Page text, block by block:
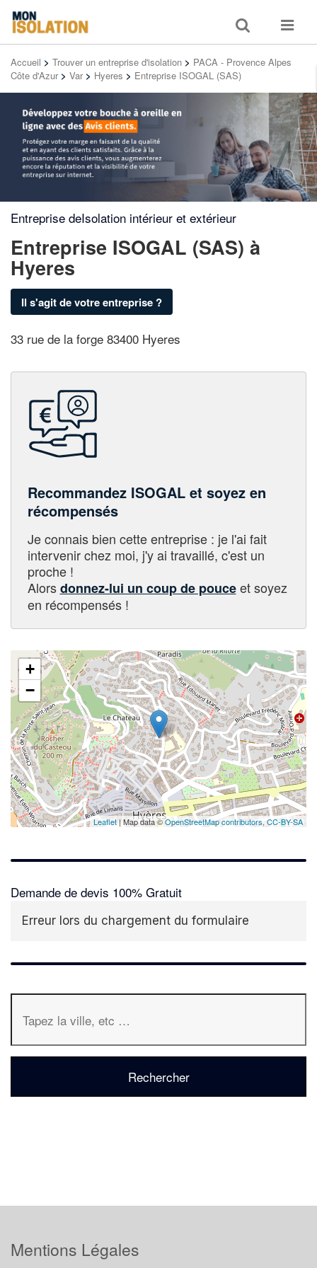
Toggle
search
Toggle
Accueil > Trouver un entreprise d'isolation > PACA - Provence Alpes
Côte d'Azur > Var > Hyeres > Entreprise ISOGAL (SAS)
Entreprise deIsolation intérieur et extérieur
Entreprise ISOGAL (SAS) à
Hyeres
Il s'agit de votre entreprise ?
33 rue de la forge 83400 Hyeres
Recommandez ISOGAL et soyez en
récompensés
Je connais bien cette entreprise : je l'ai fait
intervenir chez moi, j'y ai travaillé, c'est un
proche !
Alorsdonnez-lui un coup de pouceet soyez
en récompensés !
+
−
Leaflet| Map data ©OpenStreetMap contributors,CC-BY-SA
Demande de devis 100% Gratuit
Erreur lors du chargement du formulaire
Mentions Légales